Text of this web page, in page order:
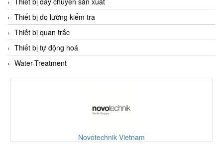
FLIR
FLOMAG
flotron
Flow Force/ Super Green Power-Tech
Floweserve/PMV
Fluke Process Instruments Vietnam
Thiết bị đo lường kiểm tra
Thiết bị quan trắc
Thiết bị tự động hoá
Water-Treatment
Novotechnik Vietnam